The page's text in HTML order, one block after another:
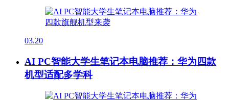
03.20
AI PC智能大学生笔记本电脑推荐：华为四款
机型适配多学科